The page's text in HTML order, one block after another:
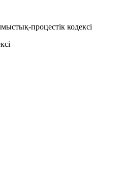
процестік кодексi